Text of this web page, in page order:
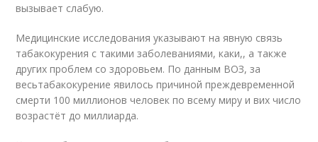
вызывает слабую.
Медицинские исследования указывают на явную связь
табакокурения с такими заболеваниями, каки,, а также
других проблем со здоровьем. По данным ВОЗ, за
весьтабакокурение явилось причиной преждевременной
смерти 100 миллионов человек по всему миру и вих число
возрастёт до миллиарда.